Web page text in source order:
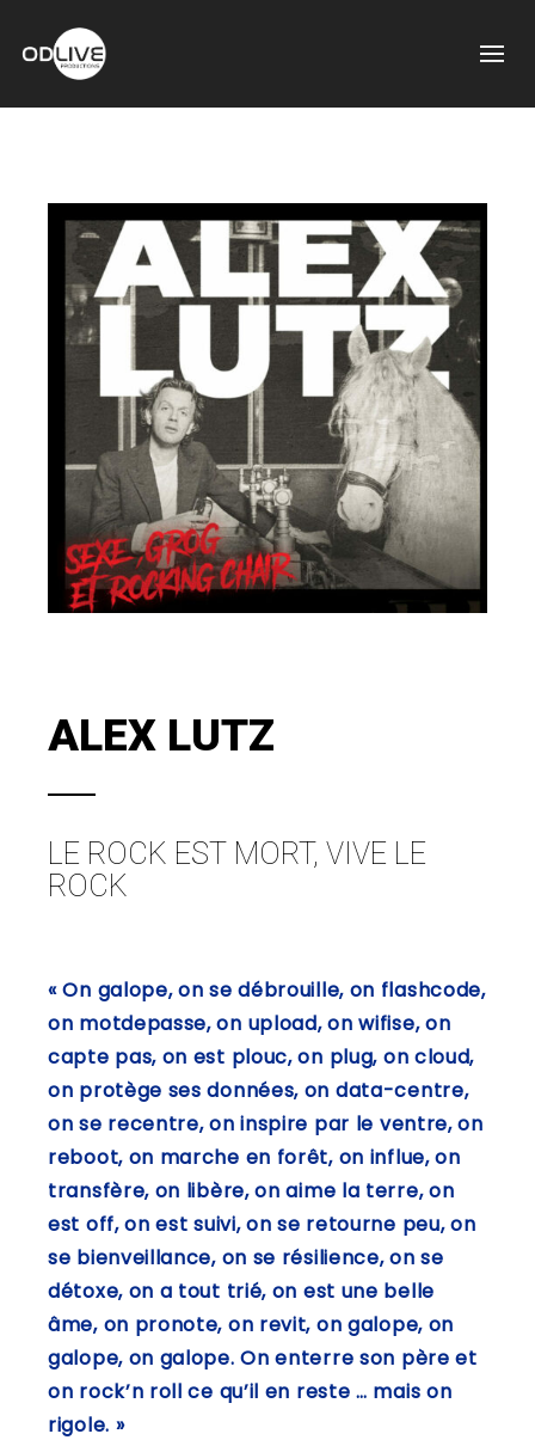
ALEX LUTZ
LE ROCK EST MORT, VIVE LE
ROCK
« On galope, on se débrouille, on flashcode,
on motdepasse, on upload, on wifise, on
capte pas, on est plouc, on plug, on cloud,
on protège ses données, on data-centre,
on se recentre, on inspire par le ventre, on
reboot, on marche en forêt, on influe, on
transfère, on libère, on aime la terre, on
est off, on est suivi, on se retourne peu, on
se bienveillance, on se résilience, on se
détoxe, on a tout trié, on est une belle
âme, on pronote, on revit, on galope, on
galope, on galope. On enterre son père et
on rock’n roll ce qu’il en reste … mais on
rigole. »